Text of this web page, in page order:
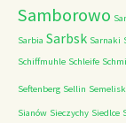
Samborowo
Sarbia Sarbsk Sarnaki
Schiffmuhle Schleife
Seftenberg Sellin
Sianów Sieczychy Siedlce